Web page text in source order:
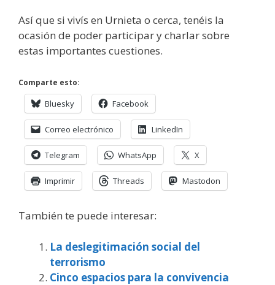
Así que si vivís en Urnieta o cerca, tenéis la
ocasión de poder participar y charlar sobre
estas importantes cuestiones.
Comparte esto:
Bluesky Facebook
Correo electrónico LinkedIn
Telegram WhatsApp X
Imprimir Threads Mastodon
También te puede interesar:
La deslegitimación social del
terrorismo
Cinco espacios para la convivencia